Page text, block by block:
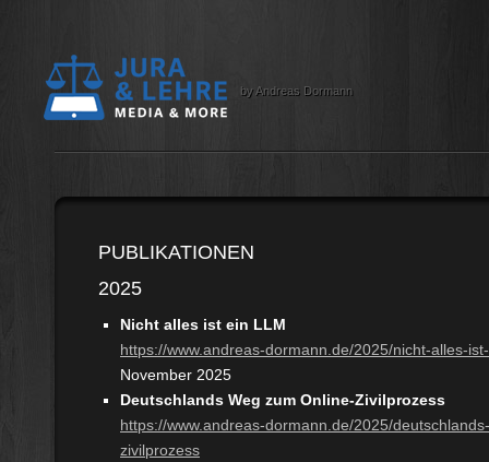
by Andreas Dormann
PUBLIKATIONEN
2025
Nicht alles ist ein LLM
https://www.andreas-dormann.de/2025/nicht-alles-
November 2025
Deutschlands Weg zum Online-Zivilprozess
https://www.andreas-dormann.de/2025/
zivilprozess